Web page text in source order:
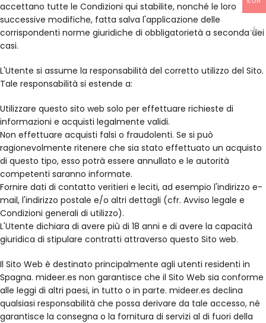
accettano tutte le Condizioni qui stabilite, nonché le loro
successive modifiche, fatta salva l'applicazione delle
corrispondenti norme giuridiche di obbligatorietà a seconda dei
casi.
L'Utente si assume la responsabilità del corretto utilizzo del Sito.
Tale responsabilità si estende a:
Utilizzare questo sito web solo per effettuare richieste di
informazioni e acquisti legalmente validi.
Non effettuare acquisti falsi o fraudolenti. Se si può
ragionevolmente ritenere che sia stato effettuato un acquisto
di questo tipo, esso potrà essere annullato e le autorità
competenti saranno informate.
Fornire dati di contatto veritieri e leciti, ad esempio l'indirizzo e-
mail, l'indirizzo postale e/o altri dettagli (cfr. Avviso legale e
Condizioni generali di utilizzo).
L'Utente dichiara di avere più di 18 anni e di avere la capacità
giuridica di stipulare contratti attraverso questo Sito web.
Il Sito Web è destinato principalmente agli utenti residenti in
Spagna. mideer.es non garantisce che il Sito Web sia conforme
alle leggi di altri paesi, in tutto o in parte. mideer.es declina
qualsiasi responsabilità che possa derivare da tale accesso, né
garantisce la consegna o la fornitura di servizi al di fuori della